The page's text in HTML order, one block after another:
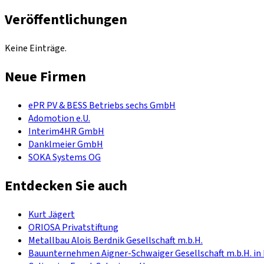
Veröffentlichungen
Keine Einträge.
Neue Firmen
ePR PV & BESS Betriebs sechs GmbH
Adomotion e.U.
Interim4HR GmbH
Danklmeier GmbH
SOKA Systems OG
Entdecken Sie auch
Kurt Jägert
ORIOSA Privatstiftung
Metallbau Alois Berdnik Gesellschaft m.b.H.
Bauunternehmen Aigner-Schwaiger Gesellschaft m.b.H. in